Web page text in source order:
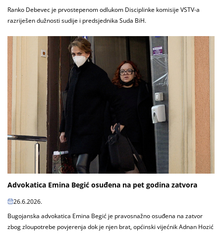
Ranko Debevec je prvostepenom odlukom Disciplinke komisije VSTV-a
razriješen dužnosti sudije i predsjednika Suda BiH.
Advokatica Emina Begić osuđena na pet godina zatvora
26.6.2026.
Bugojanska advokatica Emina Begić je pravosnažno osuđena na zatvor
zbog zloupotrebe povjerenja dok je njen brat, općinski vijećnik Adnan Hozić